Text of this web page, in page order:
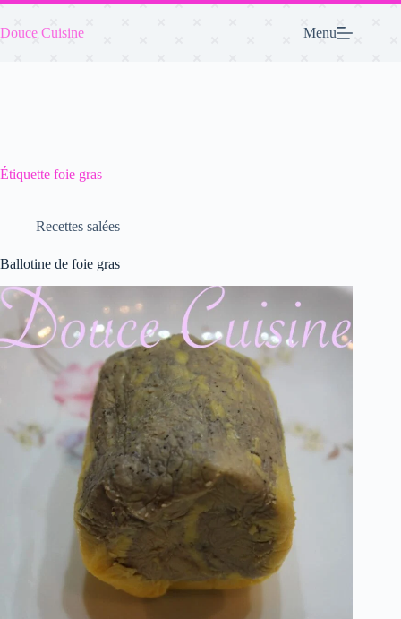
Passer
contenu
Douce Cuisine Menu
Étiquette foie gras
Recettes salées
Ballotine de foie gras